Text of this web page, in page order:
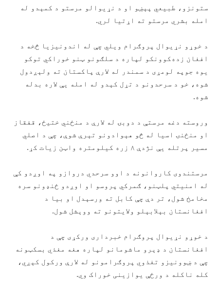
ستونزو، طبیعي پېښو او د نړیوالو مرستو د کمېدو له
امله بشري مرستو ته اړتیا لري.
د خوړو نړیوال پروګرام ویلي چې له اندونیزیا څخه د
افغان زده‌کوونکو لپاره د سلګونو ټنو خوراکي توکو
یوه جوپه لومړی د سمندر له لارې پاکستان ته ولېږدول
شوه، خو د سرحدونو د تړل کېدو له امله یې لاره بدله
شوه.
وروسته دغه مرستې د دوبۍ له لارې د منځني ختیځ، قفقاز
او منځنۍ اسیا له څو هېوادونو تېرې شوې، چې د اصلي
مسیر پرتله یې نژدې ۸ زره کیلومتره واټن زیات کړ.
مرستندوی کاروانونه د اوو سرحدي دروازو په اوږدو کې
له امنیتي پلټنو، ګمرکي پروسو او اوږدو ځنډونو سره
مخامخ شول، تر دې چې کابل ته ورسېدل او بیا د
افغانستان بېلابېلو ولایتونو ته ووېشل شول.
د خوړو نړیوال پروګرام خبرداری ورکړی چې د
افغانستان د ډېرو ماشومانو لپاره هغه مغذي بسکټونه
چې د ښوونیزو تغذوي پروګرامونو له لارې ورکول کېږي،
کله ناکله د ورځې یوازینی خوراک وي.